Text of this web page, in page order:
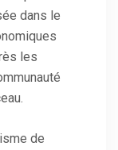
dans le
les
de